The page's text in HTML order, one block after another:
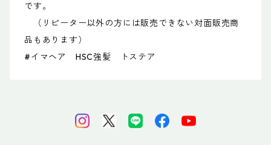
です。
（リピーター以外の方には販売できない対面販売商
品もあります）
#イマヘア HSC強髪 トステア